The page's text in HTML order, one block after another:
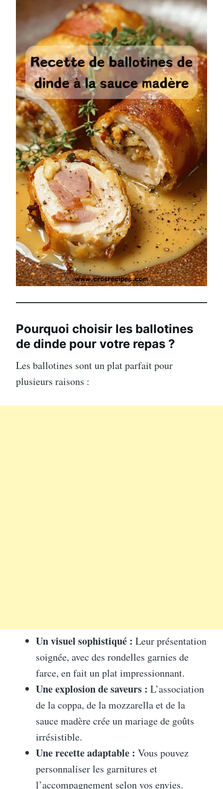
Pourquoi choisir les ballotines
de dinde pour votre repas ?
Les ballotines sont un plat parfait pour
plusieurs raisons :
Un visuel sophistiqué : Leur présentation
soignée, avec des rondelles garnies de
farce, en fait un plat impressionnant.
Une explosion de saveurs : L’association
de la coppa, de la mozzarella et de la
sauce madère crée un mariage de goûts
irrésistible.
Une recette adaptable : Vous pouvez
personnaliser les garnitures et
l’accompagnement selon vos envies.